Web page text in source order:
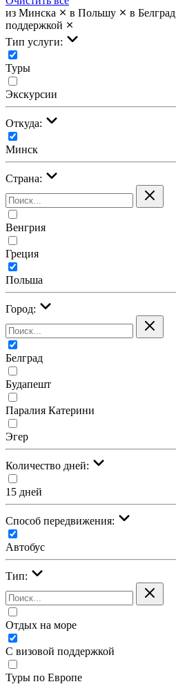
из Минска
в Польшу в Белград
поддержкой
Тип услуги:
Туры
Экскурсии
Откуда:
Минск
Страна:
Венгрия
Греция
Польша
Город:
Белград
Будапешт
Паралия Катерини
Эгер
Количество дней:
15 дней
Cпособ передвижения:
Автобус
Тип:
Отдых на море
С визовой поддержкой
Туры по Европе